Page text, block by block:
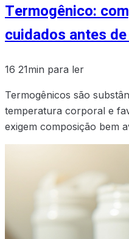
Termogênico:
cuidados antes
16 21min para ler
Termogênicos são
temperatura corporal e
exigem composição bem